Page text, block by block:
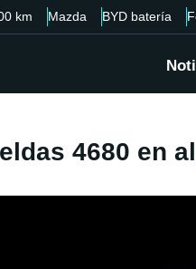
km Mazda BYD batería
4680 en